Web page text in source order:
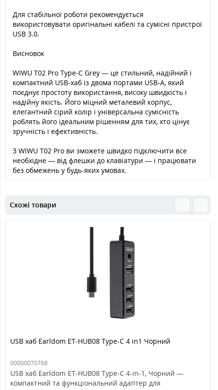
Для стабільної роботи рекомендується
використовувати оригінальні кабелі та сумісні пристрої
USB 3.0.
Висновок
WIWU T02 Pro Type-C Grey — це стильний, надійний і
компактний USB-хаб із двома портами USB-A, який
поєднує простоту використання, високу швидкість і
надійну якість. Його міцний металевий корпус,
елегантний сірий колір і універсальна сумісність
роблять його ідеальним рішенням для тих, хто цінує
зручність і ефективність.
З WIWU T02 Pro ви зможете швидко підключити все
необхідне — від флешки до клавіатури — і працювати
без обмежень у будь-яких умовах.
Схожі товари
USB хаб Earldom ET-HUB08 Type-C 4 in1 Чорний
00000070768
USB хаб Earldom ET-HUB08 Type-C 4-in-1, Чорний —
компактний та функціональний адаптер для